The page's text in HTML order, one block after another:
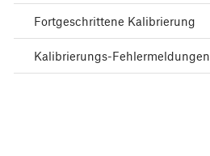
Fortgeschrittene Kalibrierung
Kalibrierungs-Fehlermeldungen